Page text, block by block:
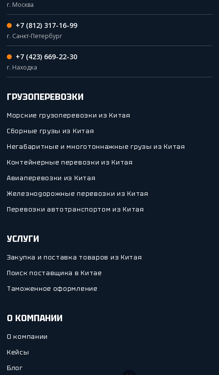
ГРУЗОПЕРЕВОЗКИ
Морские грузоперевозки из Китая
Сборные грузы из Китая
Негабаритные и многотоннажные грузы из Китая
Контейнерные перевозки из Китая
Авиаперевозки из Китая
Железнодорожные перевозки из Китая
Перевозки автотранспортом из Китая
УСЛУГИ
Закупка и поставка товаров из Китая
Поиск поставщика в Китае
Таможенное оформление
О КОМПАНИИ
О компании
Кейсы
Блог
г. Москва
+7 (812) 317-16-99
г. Санкт-Петербург
+7 (423) 669-22-30
г. Находка